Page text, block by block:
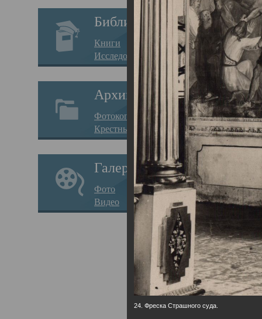
Библиотека
Книги
Исследования
Архив
Фотокопии дел
Крестные ходы
Галерея
Фото
Видео
24. Фреска Страшного суда.